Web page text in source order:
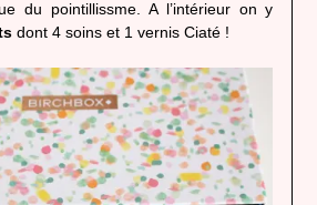
du pointillissme. A l’intérieur on y
dont 4 soins et 1 vernis Ciaté !